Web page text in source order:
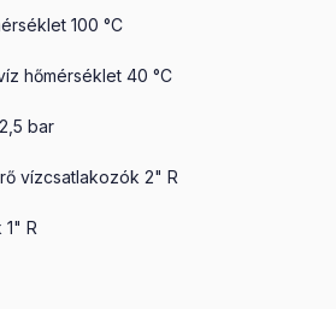
100 °C
hőmérséklet 40 °C
bar
vízcsatlakozók 2" R
R